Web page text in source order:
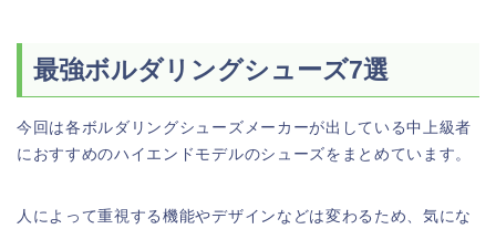
最強ボルダリングシューズ7選
今回は各ボルダリングシューズメーカーが出している中上級者
におすすめのハイエンドモデルのシューズをまとめています。
人によって重視する機能やデザインなどは変わるため、気にな